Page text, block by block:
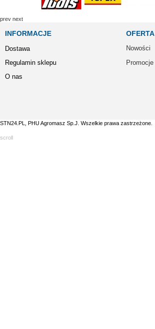
prev next
INFORMACJE
Dostawa
Regulamin sklepu
O nas
OFERTA
Nowości
Promocje
STN24.PL, PHU Agromasz Sp.J. Wszelkie prawa zastrzeżone.
scroll